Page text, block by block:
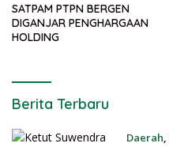
SATPAM PTPN BERGEN
DIGANJAR PENGHARGAAN
HOLDING
DIALEKSA.COM
Berita Terbaru
Daerah,